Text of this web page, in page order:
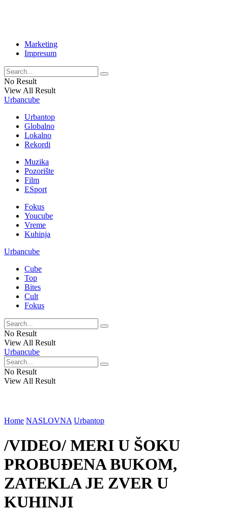
Marketing
Impresum
No Result
View All Result
Urbancube
Urbantop
Globalno
Lokalno
Rekordi
Muzika
Pozorište
Film
ESport
Fokus
Youcube
Vreme
Kuhinja
Urbancube
Cube
Top
Bites
Cult
Fokus
No Result
View All Result
Urbancube
No Result
View All Result
Home NASLOVNA Urbantop
/VIDEO/ MERI U ŠOKU
PROBUĐENA BUKOM,
ZATEKLA JE ZVER U
KUHINJI